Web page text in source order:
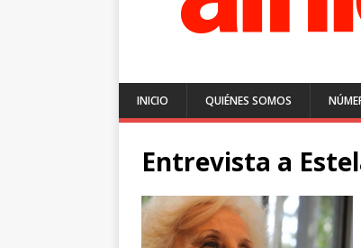
INICIO QUIÉNES SOMOS
Entrevista a